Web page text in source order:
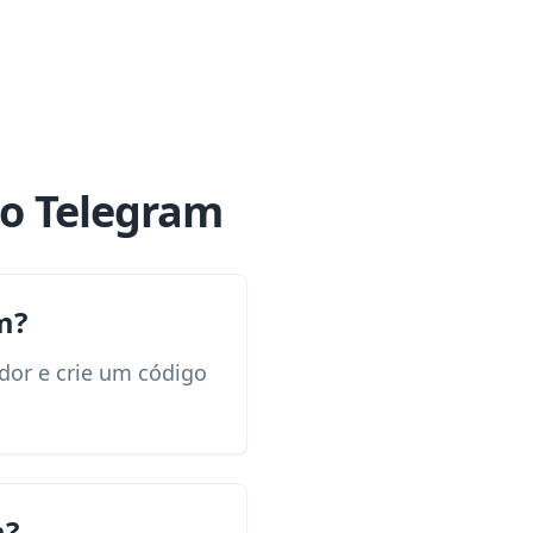
Telegram
e crie um código